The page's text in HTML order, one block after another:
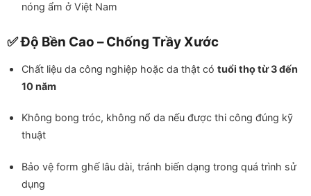
nóng ẩm ở Việt Nam
✅ Độ Bền Cao – Chống Trầy Xước
Chất liệu da công nghiệp hoặc da thật có tuổi thọ từ 3 đến
10 năm
Không bong tróc, không nổ da nếu được thi công đúng kỹ
thuật
Bảo vệ form ghế lâu dài, tránh biến dạng trong quá trình sử
dụng